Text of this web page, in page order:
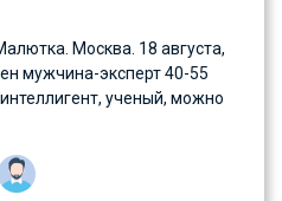
Москва. 18 августа,
мужчина-эксперт 40-55
ученый, можно